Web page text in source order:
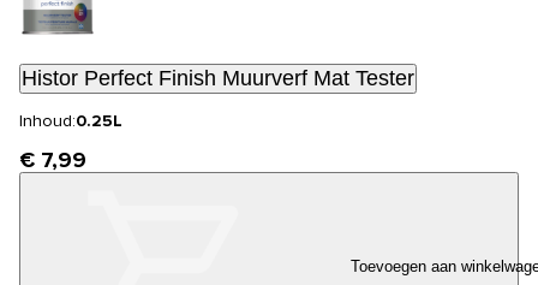
Histor Perfect Finish Muurverf Mat Tester
Inhoud:0.25L
€ 7,99
Toevoegen aan